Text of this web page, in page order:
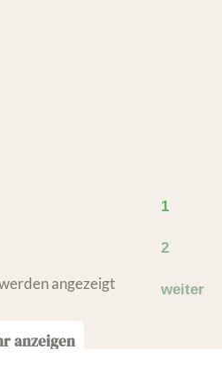
angezeigt
1
2
weiter
anzeigen